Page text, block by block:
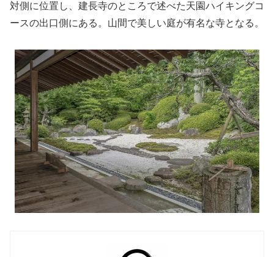
対側に位置し、建長寺のところで述べた天園ハイキングコ
ースの出口側にある。山間で美しい庭が有名な寺となる。